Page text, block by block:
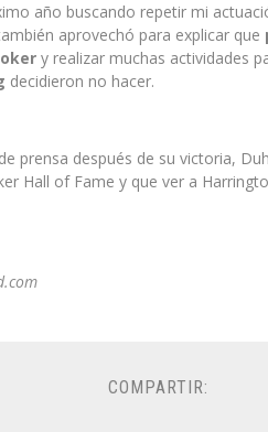
año buscando repetir mi
aprovechó para explicar que
y realizar muchas actividades
decidieron no hacer.
prensa después de su victoria,
Hall of Fame y que ver a
COMPARTIR: